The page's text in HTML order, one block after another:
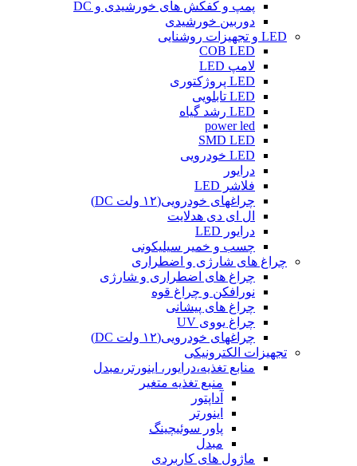
پمپ و کفکش های خورشیدی و DC
دوربین خورشیدی
LED و تجهیزات روشنایی
COB LED
لامپ LED
LED پروژکتوری
LED تابلویی
LED رشد گیاه
power led
SMD LED
LED خودرویی
درایور
فلاشر LED
چراغهای خودرویی(۱۲ ولت DC)
ال ای دی هدلایت
درایور LED
چسب و خمیر سیلیکونی
چراغ های شارژی و اضطراری
چراغ های اضطراری و شارژی
نورافکن و چراغ قوه
چراغ های پیشانی
چراغ یووی UV
چراغهای خودرویی(۱۲ ولت DC)
تجهیزات الکترونیکی
منابع تغذیه،درایور، اینورتر،مبدل
منبع تغذیه متغیر
آداپتور
اینورتر
پاور سوئیچینگ
مبدل
ماژول های کاربردی